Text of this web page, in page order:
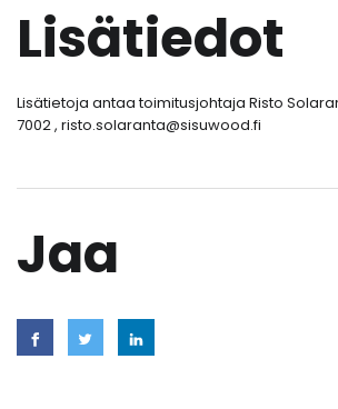
Lisätiedot
Lisätietoja antaa toimitusjohtaja Risto
7002 , risto.solaranta@sisuwood.fi
Jaa